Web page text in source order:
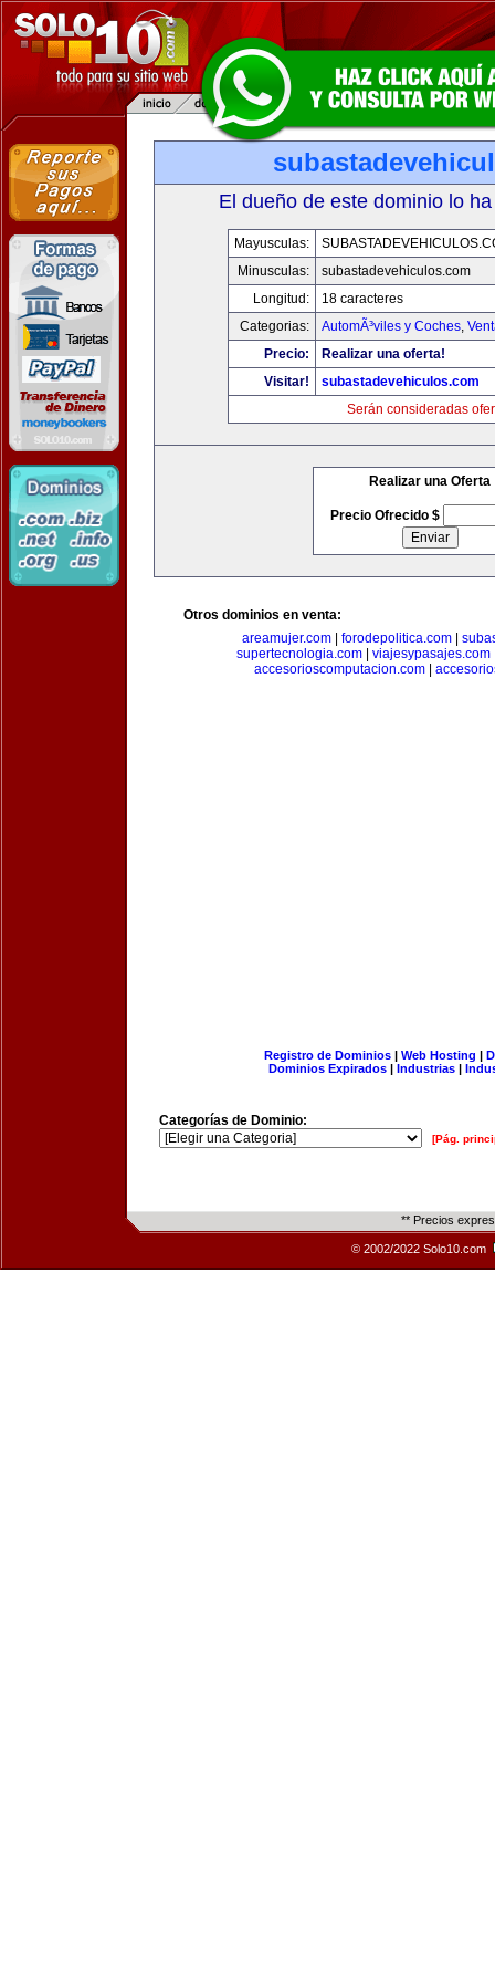
El dueño de este dominio lo
Mayusculas:
Minusculas:
subastadevehiculos.com
Longitud:
18 caracteres
Categorias:
AutomÃ³viles y Coches,
Precio:
Realizar una oferta!
Visitar!
subastadevehiculos.com
Serán consideradas
Realizar una Oferta
Precio Ofrecido $
Otros dominios en venta:
areamujer.com
forodepolitica.com
supertecnologia.com| viajesypasajes.com
accesorioscomputacion.com
Registro de Dominios| Web Hosting |
Dominios Expirados | Industrias |
Categorías de Dominio:
[Pág.
** Precios
© 2002/2022 Solo10.com